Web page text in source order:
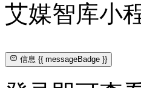
艾媒智库小
信息{{ messageBadge }}